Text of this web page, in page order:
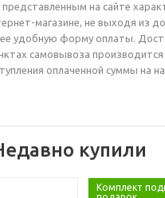
на сайте
магазине, не выходя из
удобную форму оплаты.
самовывоза производится
оплаченной суммы на
купили
Комплект